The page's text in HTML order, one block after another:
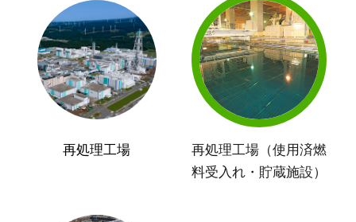
再処理工場
再処理工場（使用済燃
料受入れ・貯蔵施設）